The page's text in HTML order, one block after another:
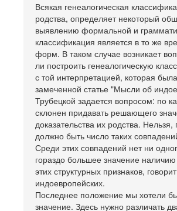
Всякая генеалогическая
родства, определяет некоторый
выявлению формальной и
классификация является в то же
форм. В таком случае возникает
ли построить генеалогическую
с той интерпретацией, которая
замеченной статье "Мысли об
Трубецкой задается вопросом: по
склонен придавать решающего
доказательства их родства.
должно быть число таких
Среди этих совпадений нет ни
гораздо большее значение
этих структурных признаков,
индоевропейских.
Последнее положение мы хотели
значение. Здесь нужно различать